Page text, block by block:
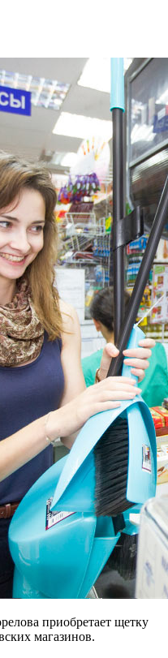
приобретает щетку
магазинов.